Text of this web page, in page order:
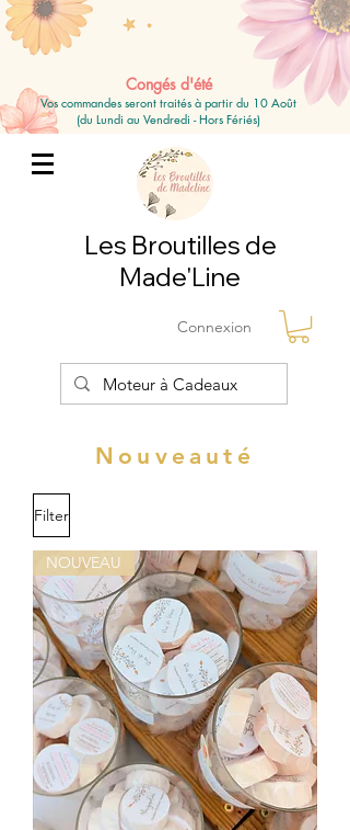
Congés d'été
Vos commandes seront traités à partir du 10 Août
(du Lundi au Vendredi - Hors Fériés)
Les Broutilles de
Made'Line
Connexion
Nouveauté
Filter
NOUVEAU